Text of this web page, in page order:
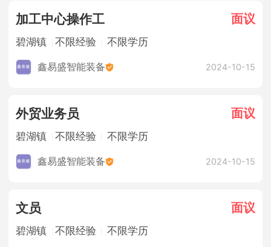
加工中心操作工 面议
碧湖镇 不限经验 不限学历
鑫易盛智能装备 2024-10-15
外贸业务员 面议
碧湖镇 不限经验 不限学历
鑫易盛智能装备 2024-10-15
文员 面议
碧湖镇 不限经验 不限学历